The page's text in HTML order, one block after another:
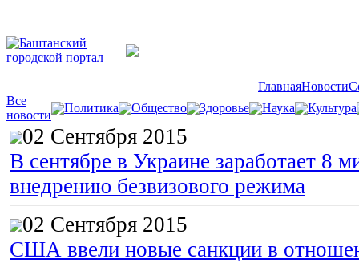
ГлавнаяНовости
Все
новости
Политика Общество Здоровье Наука Культура
02 Сентября 2015
В сентябре в Украине заработает 8
внедрению безвизового режима
02 Сентября 2015
США ввели новые санкции в